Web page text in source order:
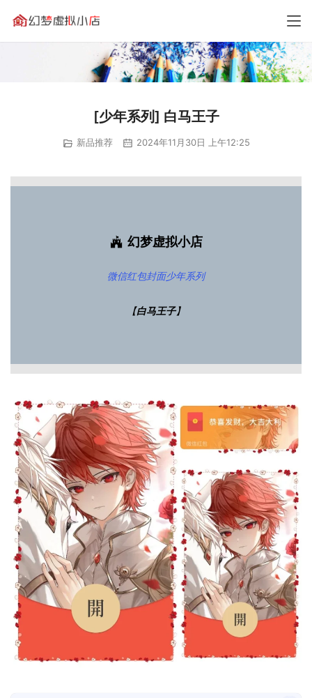
[少年系列] 白马王子
新品推荐 2024年11月30日 上午12:25
幻梦虚拟小店
微信红包封面少年系列
【白马王子】